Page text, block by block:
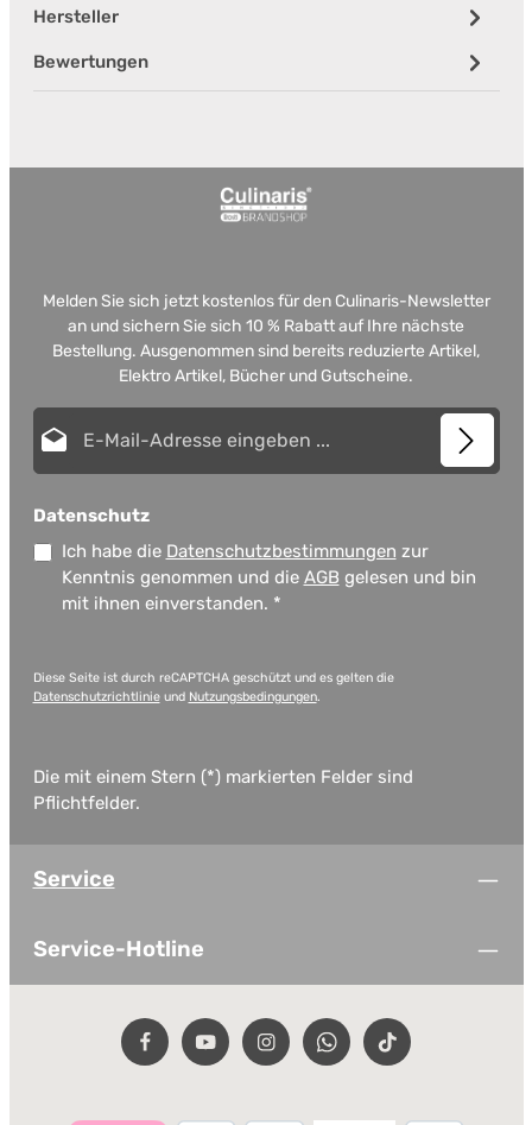
Hersteller
Bewertungen
Melden Sie sich jetzt kostenlos für den Culinaris-Newsletter
an und sichern Sie sich 10 % Rabatt auf Ihre nächste
Bestellung. Ausgenommen sind bereits reduzierte Artikel,
Elektro Artikel, Bücher und Gutscheine.
Datenschutz
Ich habe die Datenschutzbestimmungen zur
Kenntnis genommen und die AGB gelesen und bin
mit ihnen einverstanden. *
Diese Seite ist durch reCAPTCHA geschützt und es gelten die
Datenschutzrichtlinieund Nutzungsbedingungen.
Die mit einem Stern (*) markierten Felder sind
Pflichtfelder.
Service
Service-Hotline